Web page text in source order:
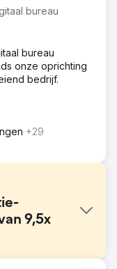
bureau
bureau
onze oprichting
bedrijf.
+29
9,5x